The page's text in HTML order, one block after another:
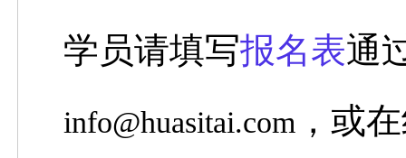
学员请填写报名表通
info@huasitai.com ， 或